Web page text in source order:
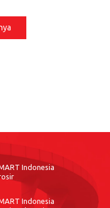
Indonesia
Indonesia